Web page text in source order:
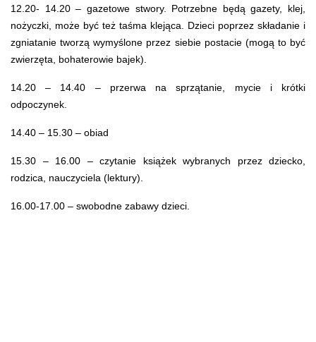
12.20- 14.20 – gazetowe stwory. Potrzebne będą gazety, klej,
nożyczki, może być też taśma klejąca. Dzieci poprzez składanie i
zgniatanie tworzą wymyślone przez siebie postacie (mogą to być
zwierzęta, bohaterowie bajek).
14.20 – 14.40 – przerwa na sprzątanie, mycie i krótki
odpoczynek.
14.40 – 15.30 – obiad
15.30 – 16.00 – czytanie książek wybranych przez dziecko,
rodzica, nauczyciela (lektury).
16.00-17.00 – swobodne zabawy dzieci.